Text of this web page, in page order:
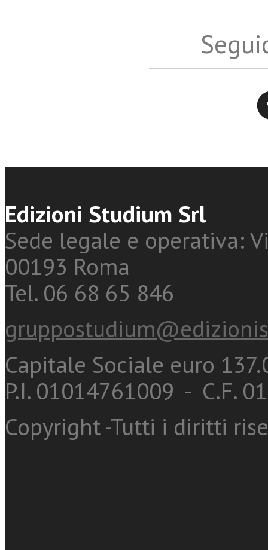
Edizioni Studium Srl
Sede legale e operativa:
00193 Roma
Tel. 06 68 65 846
Capitale Sociale euro
P.I. 01014761009 - C.F.
Copyright -Tutti i diritti